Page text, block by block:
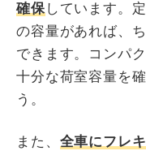
確保しています。
の容量があれば、
できます。コンパ
十分な荷室容量を
う。
また、 全車にフレ